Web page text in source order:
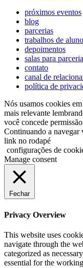
próximos eventos
blog
parcerias
trabalhos de
depoimentos
salas para
contato
canal de
política de
Nós usamos cookies
mais relevante
você concede
Continuando a navegar
link no rodapé
configurações de
Manage consent
Fechar
Privacy Overview
This website uses
navigate through the
categorized as
essential for the